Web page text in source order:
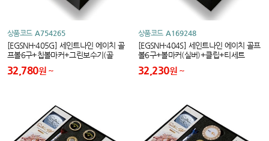
상품코드 A754265
[EGSNH-405G] 세인트나인 에이치 골
프볼6구+칩볼마커+그린보수기(골
드)+볼마커+클립+티세트
32,780원
상품코드 A169248
[EGSNH-404S] 세인트나인 에이치 골프
볼6구+볼마커(실버)+클립+티세트
32,230원